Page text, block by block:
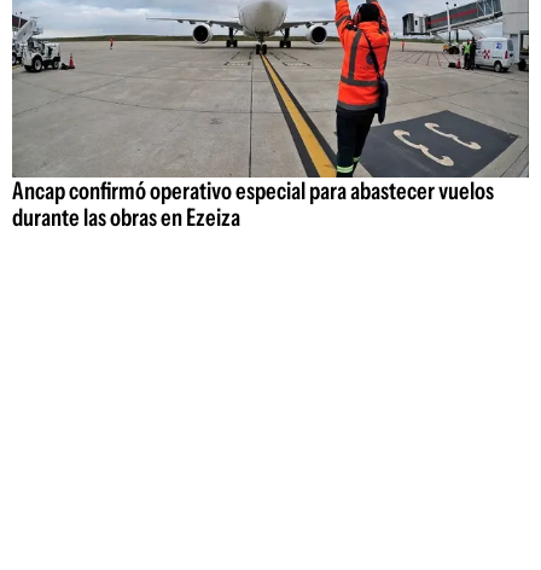
Ancap confirmó operativo especial para abastecer vuelos
durante las obras en Ezeiza